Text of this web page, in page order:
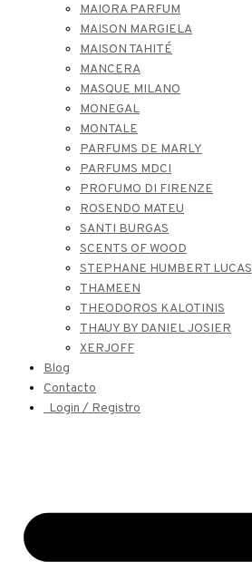
MAIORA PARFUM
MAISON MARGIELA
MAISON TAHITÉ
MANCERA
MASQUE MILANO
MONEGAL
MONTALE
PARFUMS DE MARLY
PARFUMS MDCI
PROFUMO DI FIRENZE
ROSENDO MATEU
SANTI BURGAS
SCENTS OF WOOD
STEPHANE HUMBERT LUCAS
THAMEEN
THEODOROS KALOTINIS
THAUY BY DANIEL JOSIER
XERJOFF
Blog
Contacto
Login / Registro